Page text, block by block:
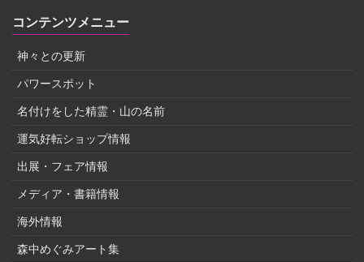
コンテンツメニュー
神々との更新
パワースポット
名付けをした精霊・山の名前
運気好転ショップ情報
出展・フェア情報
メディア・書籍情報
海外情報
森中めぐみアート集